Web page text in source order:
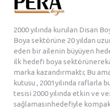
2000 yılında kurulan Disan
Boya sektörüne 20 yıldan
eden bir ailenin büyüyen
ilk hedefi boya
marka kazandırmaktı; Bu
kutusu , 2001yılında raflarla
tesisi 2000 yılında etkin ve
sağlamasınhedefiyle